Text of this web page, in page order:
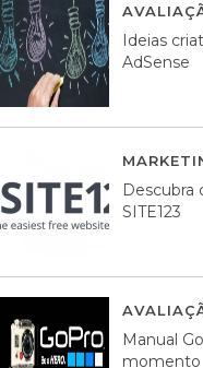
Ideias
AdSense
SITE123
Manual
momento